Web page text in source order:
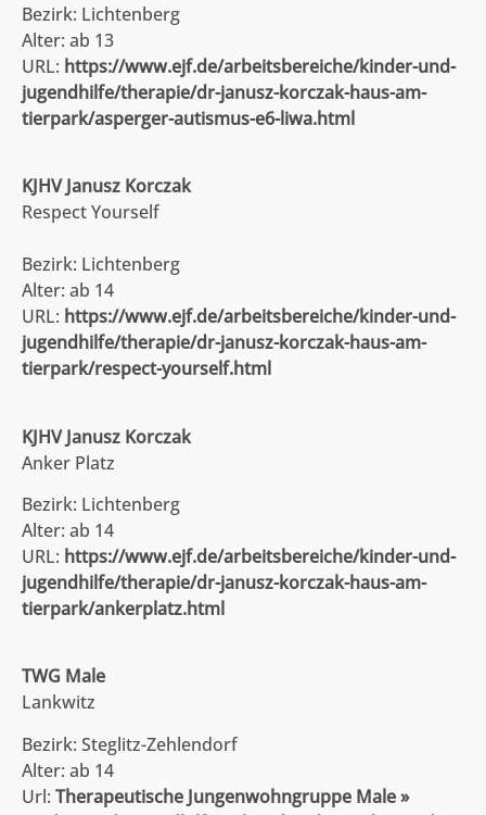
Bezirk: Lichtenberg
Alter: ab 13
URL: https://www.ejf.de/arbeitsbereiche/kinder-und-
jugendhilfe/therapie/dr-janusz-korczak-haus-am-
tierpark/asperger-autismus-e6-liwa.html
KJHV Janusz Korczak
Respect Yourself
Bezirk: Lichtenberg
Alter: ab 14
URL: https://www.ejf.de/arbeitsbereiche/kinder-und-
jugendhilfe/therapie/dr-janusz-korczak-haus-am-
tierpark/respect-yourself.html
KJHV Janusz Korczak
Anker Platz
Bezirk: Lichtenberg
Alter: ab 14
URL: https://www.ejf.de/arbeitsbereiche/kinder-und-
jugendhilfe/therapie/dr-janusz-korczak-haus-am-
tierpark/ankerplatz.html
TWG Male
Lankwitz
Bezirk: Steglitz-Zehlendorf
Alter: ab 14
Url: Therapeutische Jungenwohngruppe Male »